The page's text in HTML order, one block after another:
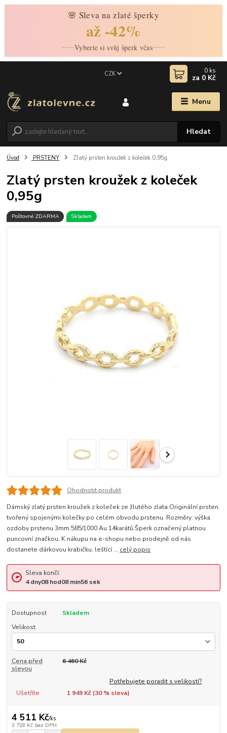
🌸 Sleva na zlaté šperky
až -42%
Vyberte si svůj šperk včas
Menu
CZK
Hledat
0 ks
za 0 Kč
Úvod PRSTENY Zlatý prsten kroužek z koleček 0,95g
Zlatý prsten kroužek z koleček
0,95g
Poštovné ZDARMA Skladem
Ohodnotit produkt
Dámský zlatý prsten kroužek z koleček ze žlutého zlata.Originální prsten
tvořený spojenými kolečky po celém obvodu prstenu. Rozměry: výška
ozdoby prstenu 3mm.585/1000 Au 14karátů.Šperk označený platnou
puncovní značkou. K nákupu na e-shopu nebo prodejně od nás
dostanete dárkovou krabičku, leštící ... celý popis
Sleva končí:
4 dny08hod08min56sek
Dostupnost
Skladem
Velikost
Cena před
slevou
6 460 Kč
Potřebujete poradit s velikostí?
Ušetříte
1 949 Kč (30% sleva)
4 511 Kč/ks
3 728 Kč bez DPH